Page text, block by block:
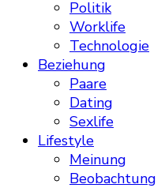
Politik
Worklife
Technologie
Beziehung
Paare
Dating
Sexlife
Lifestyle
Meinung
Beobachtung